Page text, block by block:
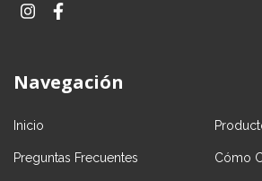
Navegación
Inicio
Preguntas Frecuentes Cómo